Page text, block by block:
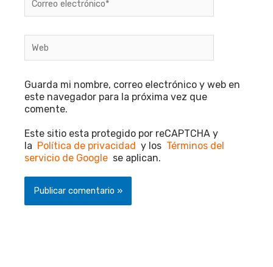
electrónico*
Guarda mi nombre, correo electrónico y web en
este navegador para la próxima vez que
comente.
Este sitio esta protegido por reCAPTCHA y
la Política de privacidad y los Términos del
servicio de Google se aplican.